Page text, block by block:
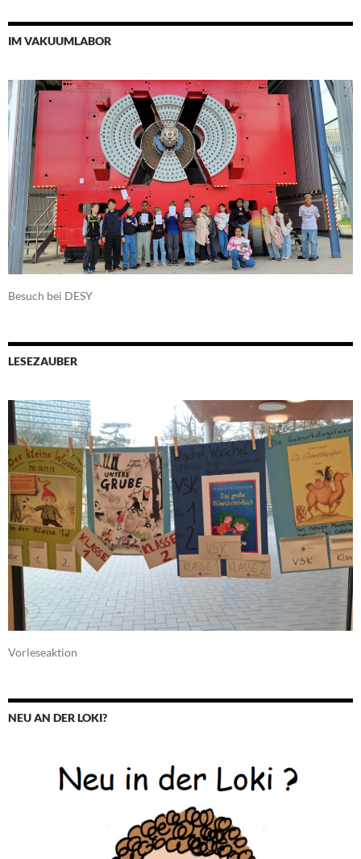
IM VAKUUMLABOR
Besuch bei DESY
LESEZAUBER
Vorleseaktion
NEU AN DER LOKI?